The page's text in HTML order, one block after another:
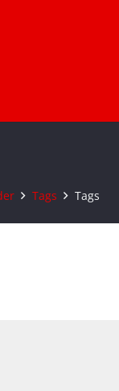
Tags Tags